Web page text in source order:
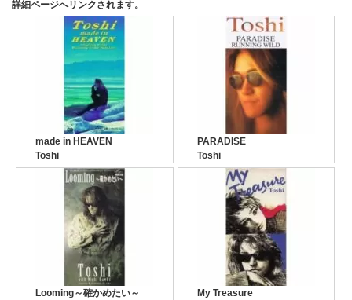
詳細ページへリンクされます。
made in HEAVEN
Toshi
PARADISE
Toshi
Looming～確かめたい～
My Treasure